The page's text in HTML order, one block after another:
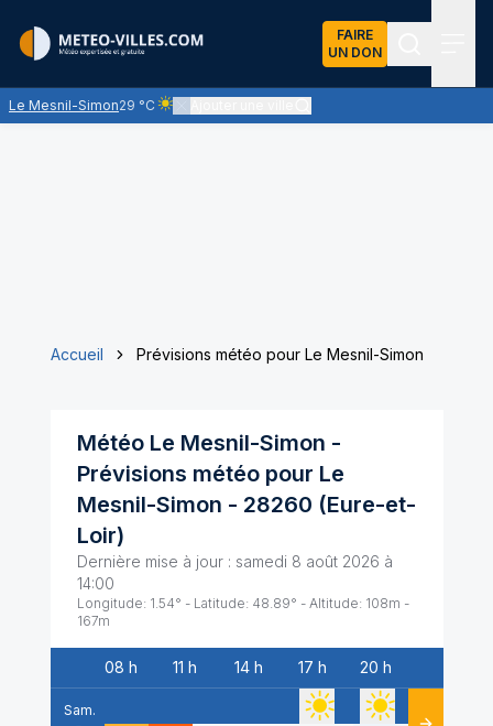
FAIRE
UN DON
Le Mesnil-Simon29 °C
Ciel clair - quasiment pas de nuages et un soleil
Accueil Prévisions météo pour Le Mesnil-Simon
Météo Le Mesnil-Simon -
Prévisions météo pour Le
Mesnil-Simon - 28260 (Eure-et-
Loir)
Dernière mise à jour : samedi 8 août 2026 à
14:00
Longitude: 1.54° - Latitude: 48.89° - Altitude: 108m -
167m
Date
08 h 11 h 14 h 17 h 20 h
Sam.